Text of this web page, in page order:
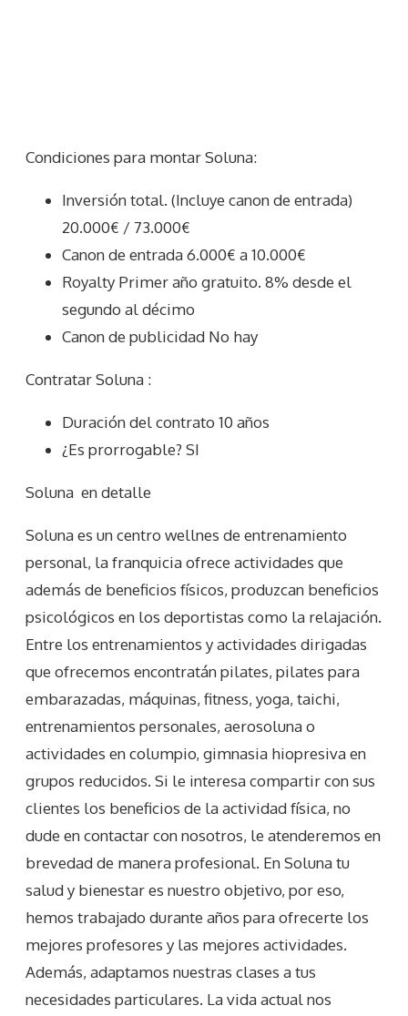
Condiciones para montar Soluna:
Inversión total. (Incluye canon de entrada)
20.000€ / 73.000€
Canon de entrada 6.000€ a 10.000€
Royalty Primer año gratuito. 8% desde el
segundo al décimo
Canon de publicidad No hay
Contratar Soluna :
Duración del contrato 10 años
¿Es prorrogable? SI
Soluna en detalle
Soluna es un centro wellnes de entrenamiento
personal, la franquicia ofrece actividades que
además de beneficios físicos, produzcan beneficios
psicológicos en los deportistas como la relajación.
Entre los entrenamientos y actividades dirigadas
que ofrecemos encontratán pilates, pilates para
embarazadas, máquinas, fitness, yoga, taichi,
entrenamientos personales, aerosoluna o
actividades en columpio, gimnasia hiopresiva en
grupos reducidos. Si le interesa compartir con sus
clientes los beneficios de la actividad física, no
dude en contactar con nosotros, le atenderemos en
brevedad de manera profesional. En Soluna tu
salud y bienestar es nuestro objetivo, por eso,
hemos trabajado durante años para ofrecerte los
mejores profesores y las mejores actividades.
Además, adaptamos nuestras clases a tus
necesidades particulares. La vida actual nos